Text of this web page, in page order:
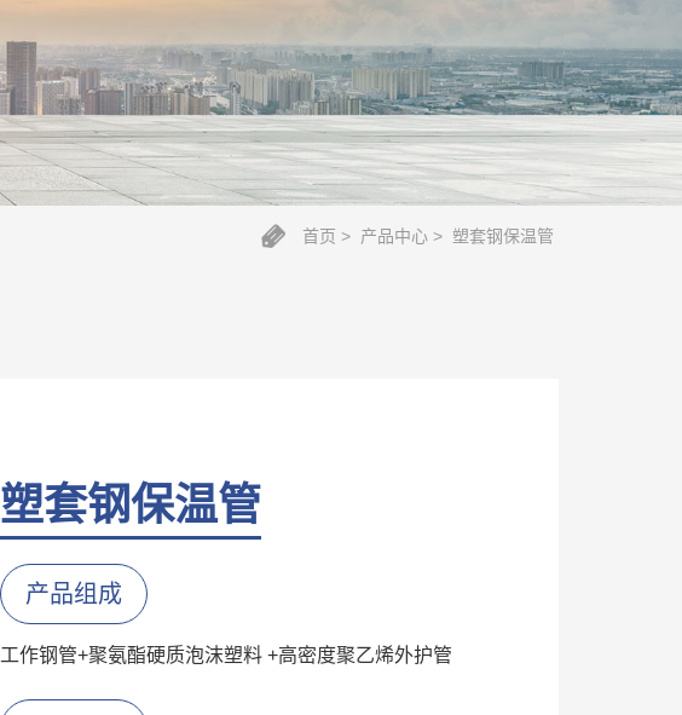
首页 产品中心 塑套钢保温管
塑套钢保温管
产品组成
工作钢管+聚氨酯硬质泡沫塑料 +高密度聚乙烯外护管